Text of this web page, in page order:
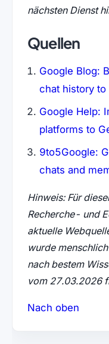
nächsten Dienst
Quellen
Google Blog:
chat history to
Google Help:
platforms to
9to5Google:
chats and
Hinweis: Für
Recherche- und
aktuelle
wurde
nach bestem
vom 27.03.2026
Nach oben